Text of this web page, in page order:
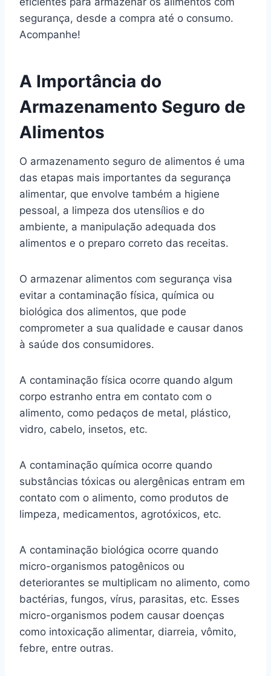
segurança, desde a compra até o consumo.
Acompanhe!
A Importância do
Armazenamento Seguro de
Alimentos
O armazenamento seguro de alimentos é uma
das etapas mais importantes da segurança
alimentar, que envolve também a higiene
pessoal, a limpeza dos utensílios e do
ambiente, a manipulação adequada dos
alimentos e o preparo correto das receitas.
O armazenar alimentos com segurança visa
evitar a contaminação física, química ou
biológica dos alimentos, que pode
comprometer a sua qualidade e causar danos
à saúde dos consumidores.
A contaminação física ocorre quando algum
corpo estranho entra em contato com o
alimento, como pedaços de metal, plástico,
vidro, cabelo, insetos, etc.
A contaminação química ocorre quando
substâncias tóxicas ou alergênicas entram em
contato com o alimento, como produtos de
limpeza, medicamentos, agrotóxicos, etc.
A contaminação biológica ocorre quando
micro-organismos patogênicos ou
deteriorantes se multiplicam no alimento, como
bactérias, fungos, vírus, parasitas, etc. Esses
micro-organismos podem causar doenças
como intoxicação alimentar, diarreia, vômito,
febre, entre outras.